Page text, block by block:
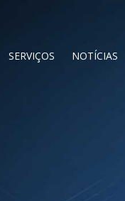
SERVIÇOS NOTÍCIAS